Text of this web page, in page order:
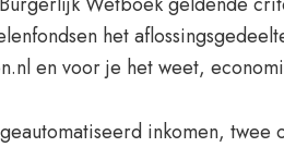
het
en voor je het weet,
inkomen,